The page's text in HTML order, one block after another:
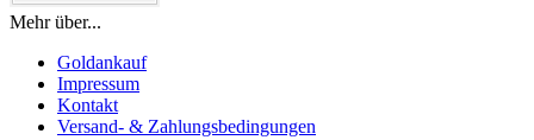
Mehr über...
Goldankauf
Impressum
Kontakt
Versand- & Zahlungsbedingungen